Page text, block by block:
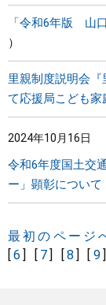
「令和6年版 山
里親制度説明会
て応援局こども家
2024年10月16日
令和6年度国土交
ー」顕彰について
最初のページ
[6] [ 7] [8] [ 9]